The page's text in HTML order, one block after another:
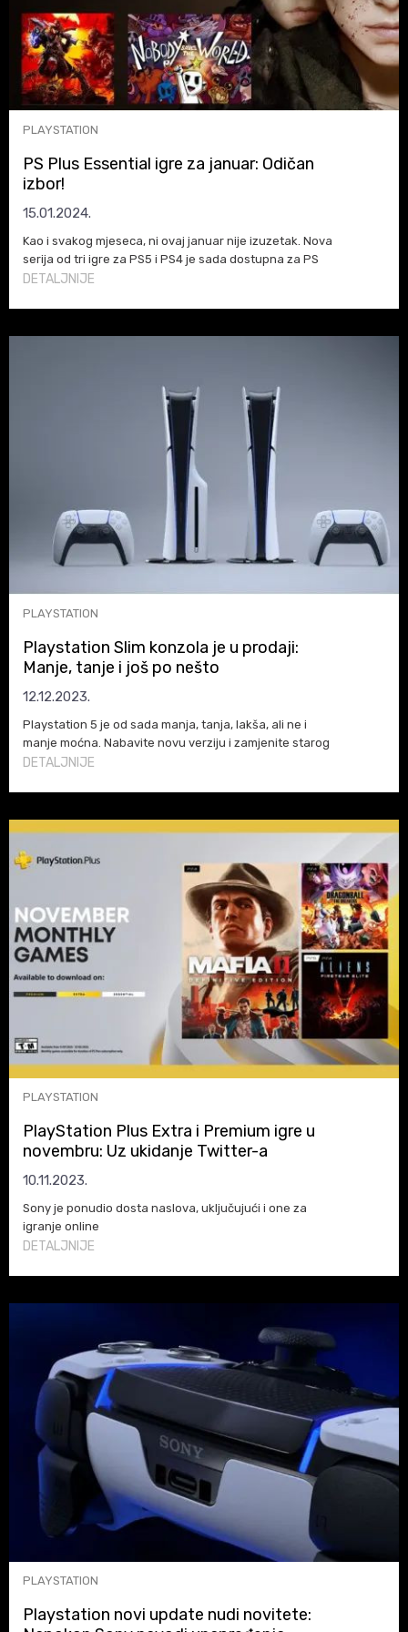
PLAYSTATION
PS Plus Essential igre za januar: Odičan
izbor!
15.01.2024.
Kao i svakog mjeseca, ni ovaj januar nije izuzetak. Nova
serija od tri igre za PS5 i PS4 je sada dostupna za PS
Plus Essential i pretplatnike višeg nivoa
DETALJNIJE
PLAYSTATION
Playstation Slim konzola je u prodaji:
Manje, tanje i još po nešto
12.12.2023.
Playstation 5 je od sada manja, tanja, lakša, ali ne i
manje moćna. Nabavite novu verziju i zamjenite starog
"debeljka"
DETALJNIJE
PLAYSTATION
PlayStation Plus Extra i Premium igre u
novembru: Uz ukidanje Twitter-a
10.11.2023.
Sony je ponudio dosta naslova, uključujući i one za
igranje online
DETALJNIJE
PLAYSTATION
Playstation novi update nudi novitete: